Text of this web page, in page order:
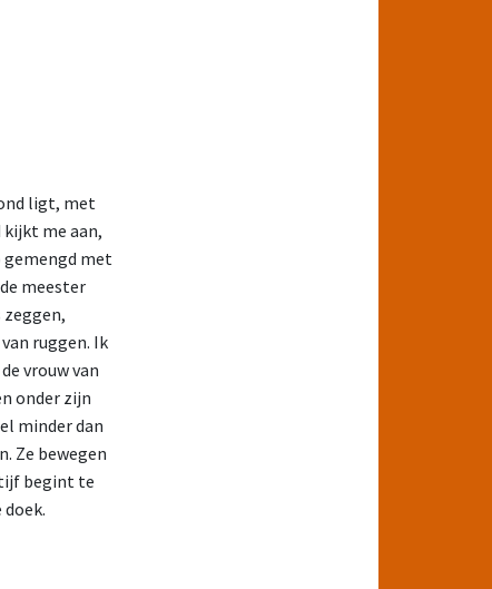
ligt, met
kijkt me aan,
gemengd met
meester
ruggen. Ik
vrouw van
onder zijn
minder dan
Ze bewegen
begint te